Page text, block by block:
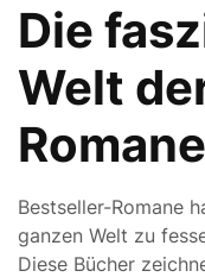
2024
Die
Welt
Romane
Bestseller-Romane
ganzen Welt zu
Diese Bücher